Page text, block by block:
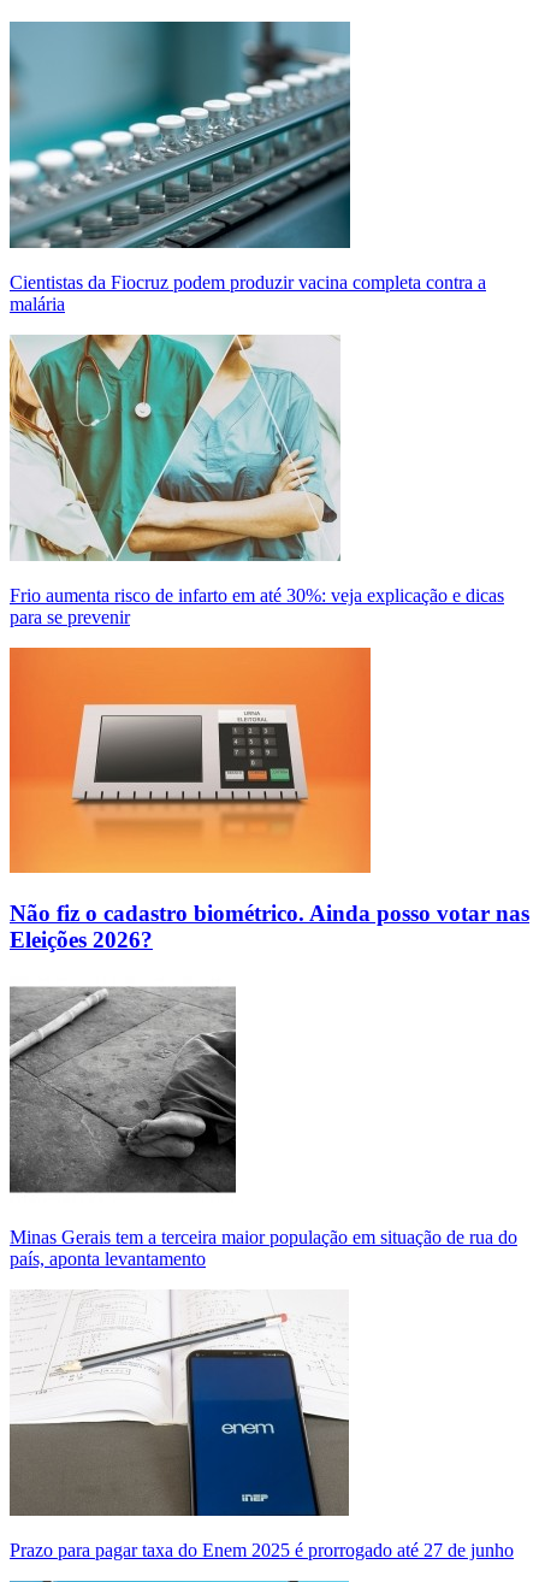
Cientistas da Fiocruz podem produzir vacina completa contra a
malária
Frio aumenta risco de infarto em até 30%: veja explicação e dicas
para se prevenir
Não fiz o cadastro biométrico. Ainda posso votar nas
Eleições 2026?
Minas Gerais tem a terceira maior população em situação de rua do
país, aponta levantamento
Prazo para pagar taxa do Enem 2025 é prorrogado até 27 de junho